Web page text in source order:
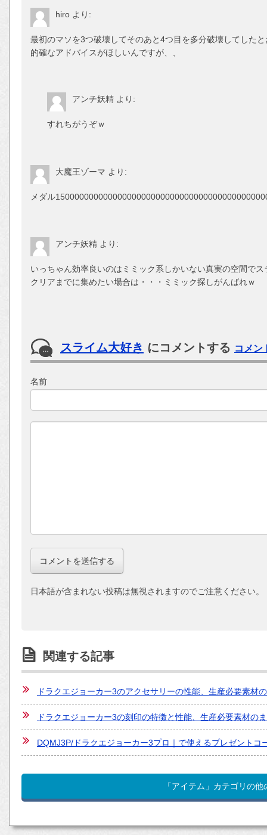
hiro より:
最初のマソを3つ破壊してそのあと4つ目を多分破壊してした
的確なアドバイスがほしいんですが、、
アンチ妖精 より:
すれちがうぞｗ
大魔王ゾーマ より:
メダル
アンチ妖精 より:
いっちゃん効率良いのはミミック系しかいない真実の空間で
クリアまでに集めたい場合は・・・ミミック探しがんばれｗ
スライム大好き にコメントする コメン
名前
日本語が含まれない投稿は無視されますのでご注意ください
関連する記事
ドラクエジョーカー3のアクセサリーの性能、生産必要素材
ドラクエジョーカー3の刻印の特徴と性能、生産必要素材の
DQMJ3P/ドラクエジョーカー3プロ｜で使えるプレゼントコ
「アイテム」カテゴリの